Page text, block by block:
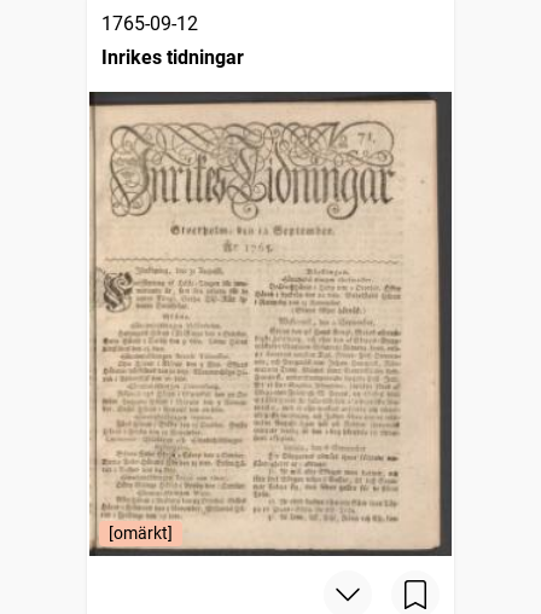
1765-09-12
Inrikes tidningar
[omärkt]